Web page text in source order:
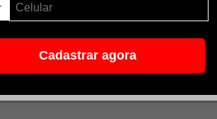
Cadastrar agora
Assentar Válvula
Afiar
(Oxido de Alumínio)